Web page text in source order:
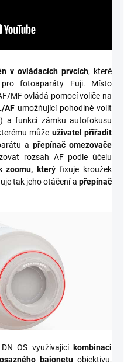
v ovládacích prvcích, které
pro fotoaparáty Fuji. Místo
MF ovládá pomocí voliče na
AF umožňující pohodlně volit
a funkcí zámku autofokusu
může uživatel přiřadit
a přepínač omezovače
rozsah AF podle účelu
zoomu, kterýfixuje kroužek
tak jeho otáčení a přepínač
OS využívající kombinaci
bajonetuobjektivu,